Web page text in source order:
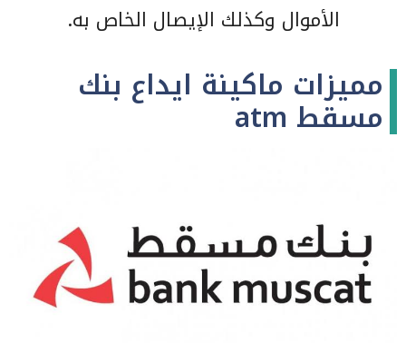
الأموال وكذلك الإيصال الخاص به.
مميزات ماكينة ايداع بنك
مسقط atm